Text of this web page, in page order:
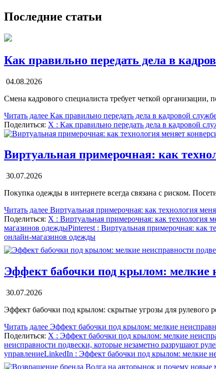
Последние статьи
Как правильно передать дела в
04.08.2026
Смена кадрового специалиста требует четкой
Читать далее Как правильно передать дела в кадровой
Поделиться: X : Как правильно передать дела в кадровой
Виртуальная примерочная: как
30.07.2026
Покупка одежды в интернете всегда связана с риском.
Читать далее Виртуальная примерочная: как технология
Поделиться: X : Виртуальная примерочная: как технология
магазинов одеждыPinterest : Виртуальная примерочная: как
онлайн-магазинов одежды
Эффект бабочки под крылом: мелкие
30.07.2026
Эффект бабочки под крылом: скрытые угрозы для рулевого
Читать далее Эффект бабочки под крылом: мелкие
Поделиться: X : Эффект бабочки под крылом: мелкие
неисправности подвески, которые незаметно разрушают
управлениеLinkedIn : Эффект бабочки под крылом: мелкие